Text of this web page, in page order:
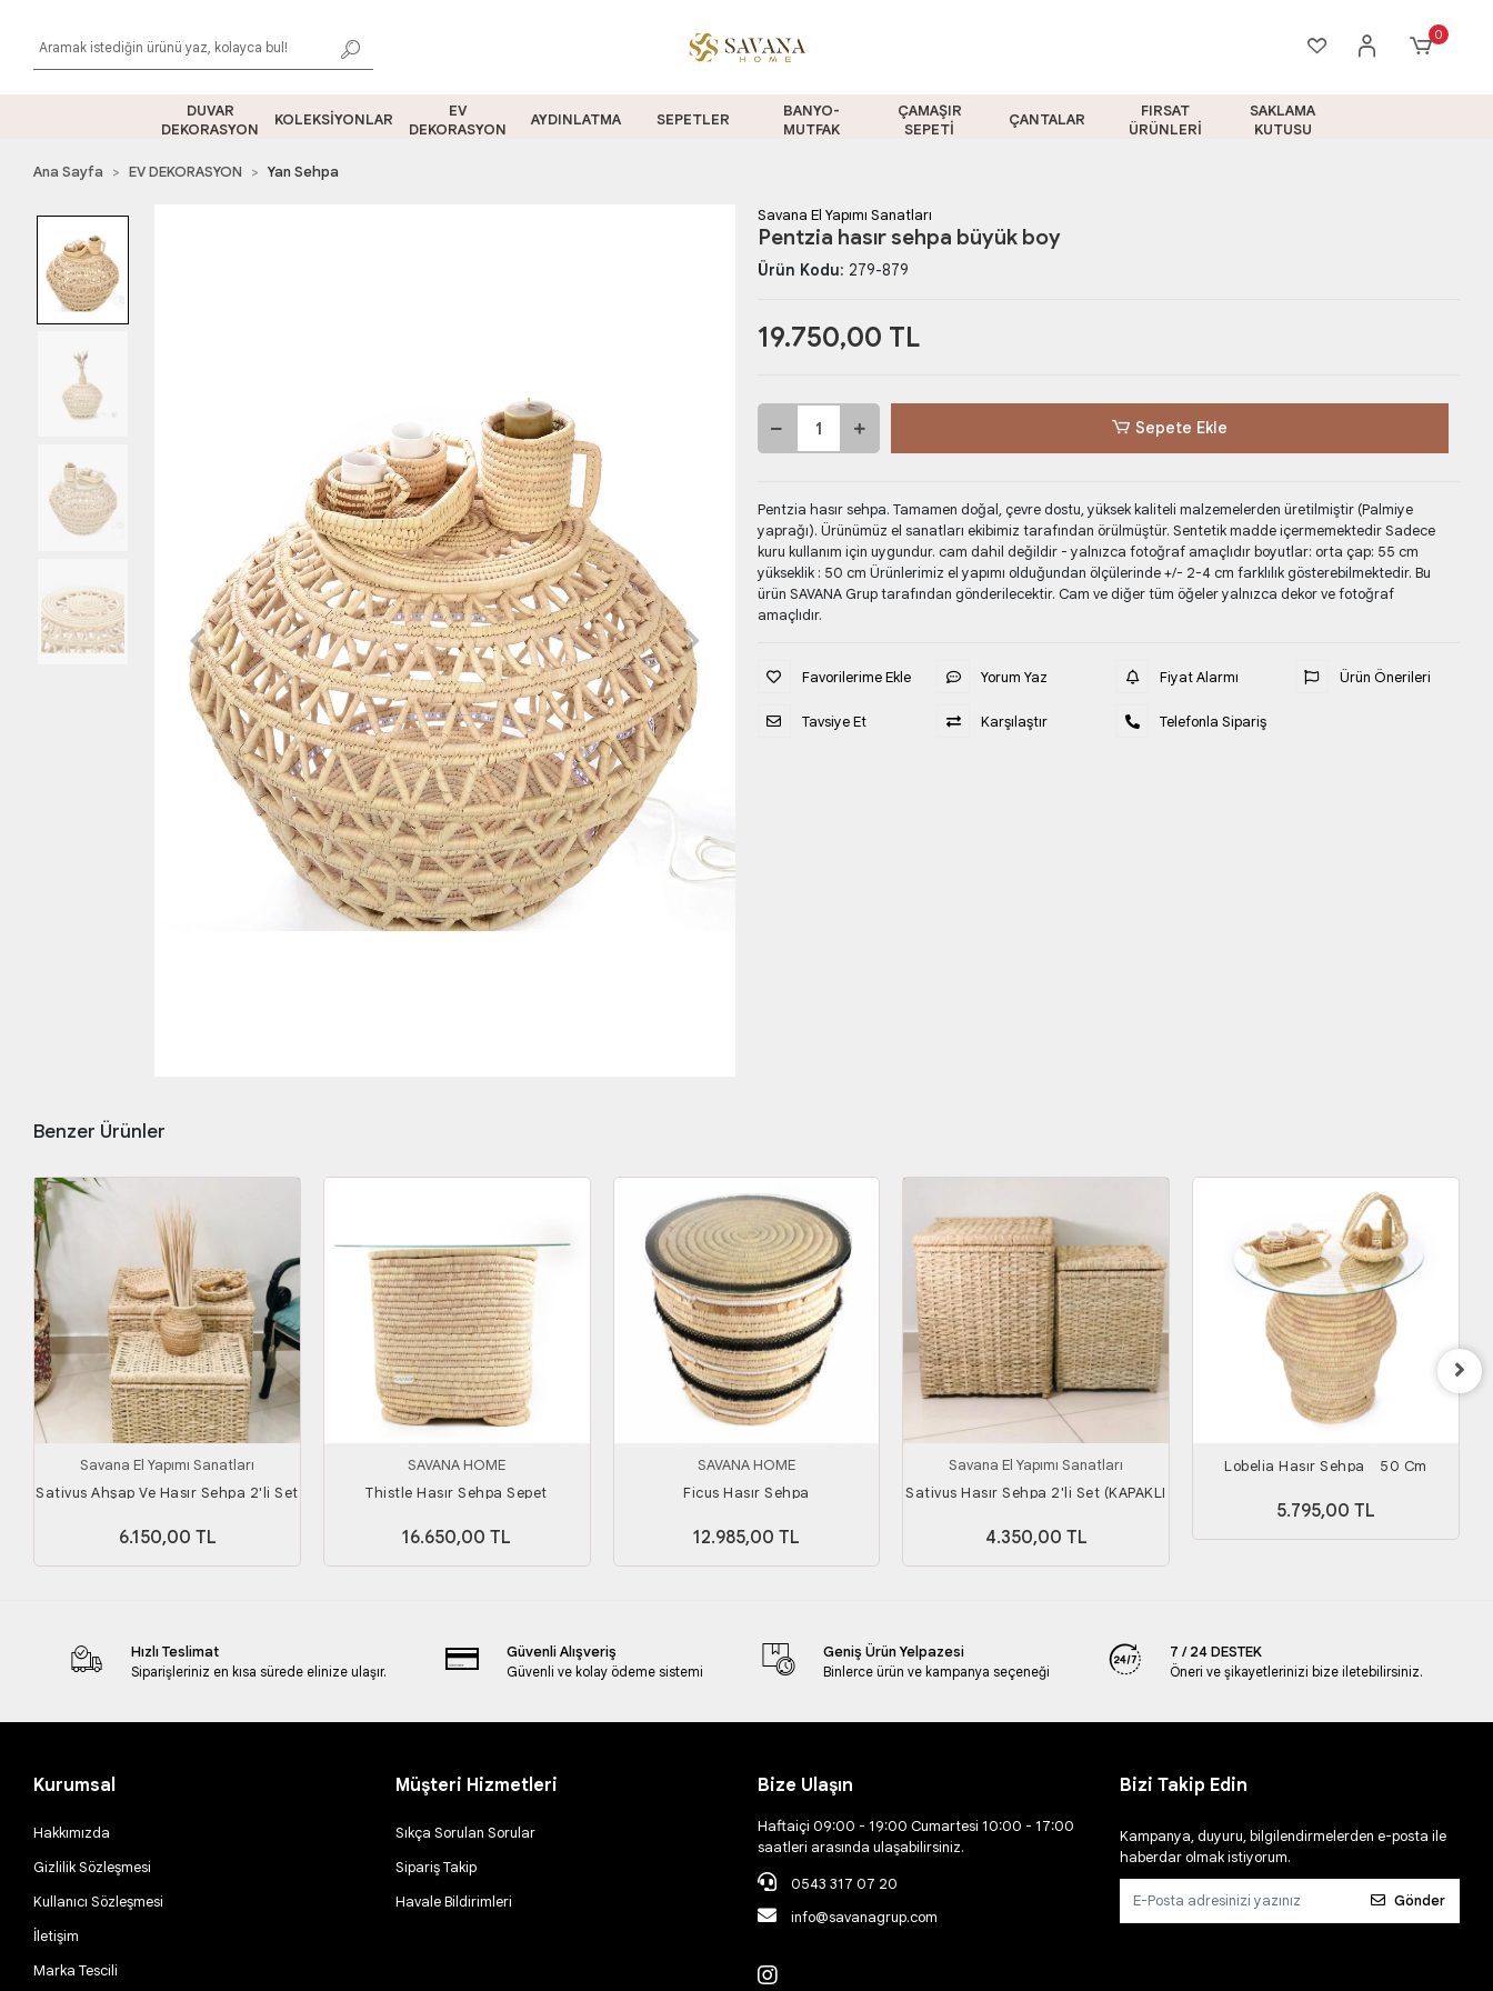
0
DUVAR
DEKORASYON
KOLEKSİYONLAR
EV
DEKORASYON
AYDINLATMA SEPETLER
BANYO-
MUTFAK
ÇAMAŞIR
SEPETİ
ÇANTALAR
FIRSAT
ÜRÜNLERİ
SAKLAMA
KUTUSU
Ana Sayfa EV DEKORASYON Yan Sehpa
Savana El Yapımı Sanatları
Pentzia hasır sehpa büyük boy
Ürün Kodu: 279-879
19.750,00 TL
Sepete Ekle
Pentzia hasır sehpa. Tamamen doğal, çevre dostu, yüksek kaliteli malzemelerden üretilmiştir (Palmiye
yaprağı). Ürünümüz el sanatları ekibimiz tarafından örülmüştür. Sentetik madde içermemektedir Sadece
kuru kullanım için uygundur. cam dahil değildir - yalnızca fotoğraf amaçlıdır boyutlar: orta çap: 55 cm
yükseklik : 50 cm Ürünlerimiz el yapımı olduğundan ölçülerinde +/- 2-4 cm farklılık gösterebilmektedir. Bu
ürün SAVANA Grup tarafından gönderilecektir. Cam ve diğer tüm öğeler yalnızca dekor ve fotoğraf
amaçlıdır.
Favorilerime Ekle
Tavsiye Et
Yorum Yaz
Karşılaştır
Fiyat Alarmı
Telefonla Sipariş
Ürün Önerileri
Benzer Ürünler
Savana El Yapımı Sanatları
Sativus Ahşap Ve Hasır Sehpa 2'li Set
SANDIK/DÜZENLEYİCİ/OYUNCAK
SEPETİ) Genişlik 55ve45 Cm
6.150,00 TL
SAVANA HOME
Thistle Hasır Sehpa Sepet
16.650,00 TL
SAVANA HOME
Ficus Hasır Sehpa
12.985,00 TL
Savana El Yapımı Sanatları
Sativus Hasır Sehpa 2'li Set (KAPAKLI
SEPETİ) 45x40x40 , 55x50x50 Cm
4.350,00 TL
Lobelia Hasır Sehpa _ 50 Cm
5.795,00 TL
Hızlı Teslimat
Siparişleriniz en kısa sürede elinize ulaşır.
Güvenli Alışveriş
Güvenli ve kolay ödeme sistemi
Geniş Ürün Yelpazesi
Binlerce ürün ve kampanya seçeneği
7 / 24 DESTEK
Öneri ve şikayetlerinizi bize iletebilirsiniz.
Kurumsal
Hakkımızda
Gizlilik Sözleşmesi
Kullanıcı Sözleşmesi
İletişim
Marka Tescili
Müşteri Hizmetleri
Sıkça Sorulan Sorular
Sipariş Takip
Havale Bildirimleri
Bize Ulaşın
Haftaiçi 09:00 - 19:00 Cumartesi 10:00 - 17:00
saatleri arasında ulaşabilirsiniz.
0543 317 07 20
info@savanagrup.com
Bizi Takip Edin
Kampanya, duyuru, bilgilendirmelerden e-posta ile
haberdar olmak istiyorum.
Gönder